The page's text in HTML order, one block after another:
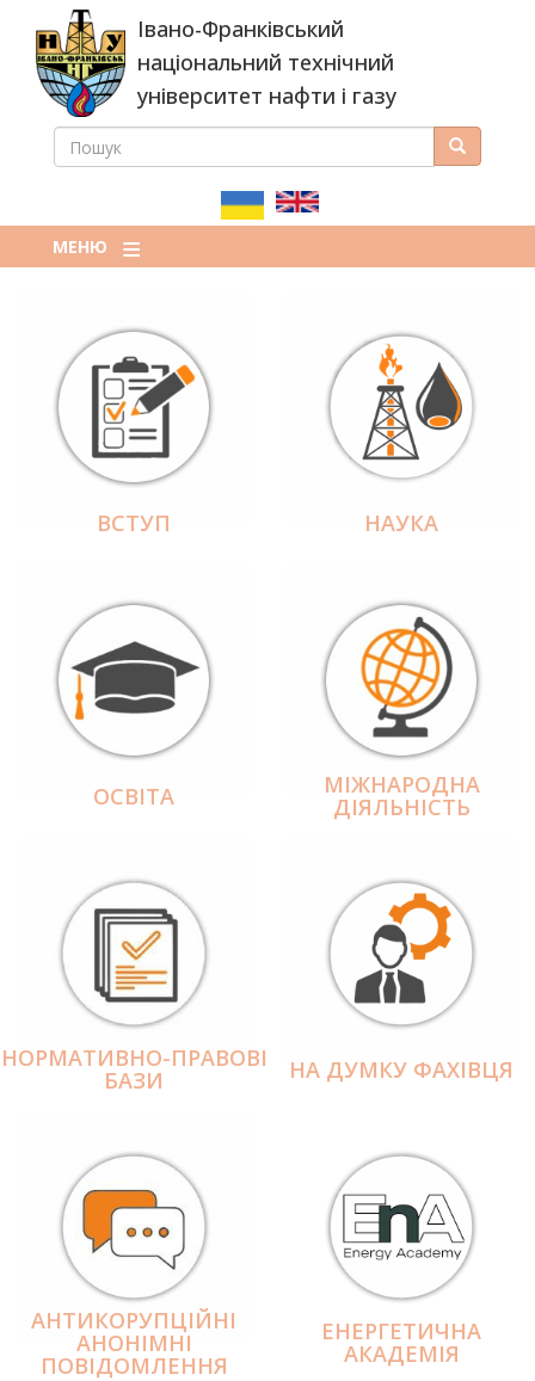
основного
вмісту
Івано-Франківський
національний технічний
університет нафти і газу
ПОШУКОВА
ПОШУК Пошук
МЕНЮ
ВСТУП НАУКА
ОСВІТА МІЖНАРОДНА
ДІЯЛЬНІCТЬ
НОРМАТИВНО-ПРАВОВІ
БАЗИ НА ДУМКУ ФАХІВЦЯ
АНТИКОРУПЦІЙНІ
АНОНІМНІ
ПОВІДОМЛЕННЯ
ЕНЕРГЕТИЧНА
АКАДЕМІЯ